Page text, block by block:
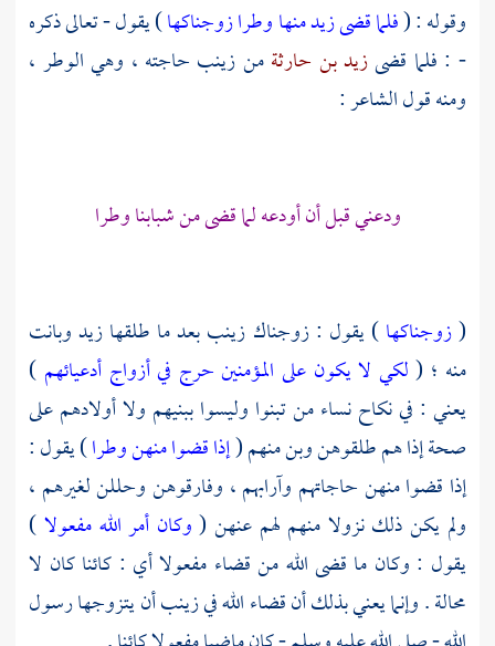
وقوله : (فلما قضى زيد منها وطرا زوجناكها) يقول - تعالى ذكره
- : فلما قضىزيد بن حارثةمنزينب حاجته ، وهي الوطر ،
ومنه قول الشاعر :
ودعني قبل أن أودعه لما قضى من شبابنا وطرا
(زوجناكها) يقول : زوجناك زينببعد ما طلقهازيدوبانت
منه ؛ (لكي لا يكون على المؤمنين حرج في أزواج أدعيائهم )
يعني : في نكاح نساء من تبنوا وليسوا ببنيهم ولا أولادهم على
صحة إذا هم طلقوهن وبن منهم (إذا قضوا منهن وطرا) يقول :
إذا قضوا منهن حاجاتهم وآرابهم ، وفارقوهن وحللن لغيرهم ،
ولم يكن ذلك نزولا منهم لهم عنهن (وكان أمر الله مفعولا)
يقول : وكان ما قضى الله من قضاء مفعولا أي : كائنا كان لا
محالة . وإنما يعني بذلك أن قضاء الله فيزينبأن يتزوجها رسول